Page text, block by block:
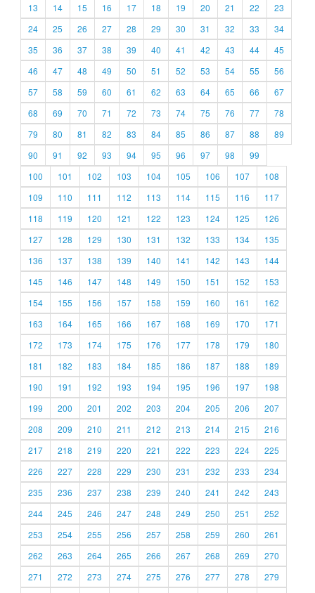
13
14 15 16 17 18 19 20 21 22
23
24
25 26 27 28 29 30 31 32 33
34
35
36 37 38 39 40 41 42 43 44
45
46
47 48 49 50 51 52 53 54 55
56
57
58 59 60 61 62 63 64 65 66
67
68
69 70 71 72 73 74 75 76 77
78
79
80 81 82 83 84 85 86 87 88
89
90
91 92 93 94 95 96 97 98
99
100
101 102 103 104 105 106 107
108
109
110 111 112 113 114 115 116
117
118
119 120 121 122 123 124 125
126
127
128 129 130 131 132 133 134
135
136
137 138 139 140 141 142 143
144
145
146 147 148 149 150 151 152
153
154
155 156 157 158 159 160 161
162
163
164 165 166 167 168 169 170
171
172
173 174 175 176 177 178 179
180
181
182 183 184 185 186 187 188
189
190
191 192 193 194 195 196 197
198
199
200 201 202 203 204 205 206
207
208
209 210 211 212 213 214 215
216
217
218 219 220 221 222 223 224
225
226
227 228 229 230 231 232 233
234
235
236 237 238 239 240 241 242
243
244
245 246 247 248 249 250 251
252
253
254 255 256 257 258 259 260
261
262
263 264 265 266 267 268 269
270
271
272 273 274 275 276 277 278
279